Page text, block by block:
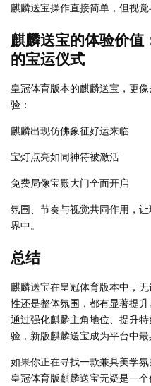
麒麟送宝操作直接简单，但视觉
麒麟送宝的体验价值
的宝运仪式
皇冠体育版本的麒麟送宝，更
验：
麒麟出现仿佛象征好运来临
宝灯点亮如同神符被激活
免费局像宝殿大门全面开启
氛围、节奏与视觉共同作用，
界中。
总结
麒麟送宝在皇冠体育版本中，
性还是整体氛围，都有显著提升
通过强化麒麟主角地位、提升
验，新版麒麟送宝成为平台中最
如果你正在寻找一款兼具美学
皇冠体育版麒麟送宝无疑是一个